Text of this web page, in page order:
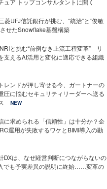
ュア トップコンサルタントに聞く
菱UFJ信託銀行が挑む、“統治”と“俊敏
せたSnowflake基盤構築
と挑む“前例なき上流工程変革” リ
支えるAI活用と変化に適応できる組織
レンドが押し寄せる今、ガートナーの
圧に悩むセキュリティリーダーへ送る
NEW
に求められる「信頼性」は十分か？企
運用が失敗するワケとBIMI導入の勘
DXは、なぜ経営判断につながらないの
も予実差異の説明に終始……変革の